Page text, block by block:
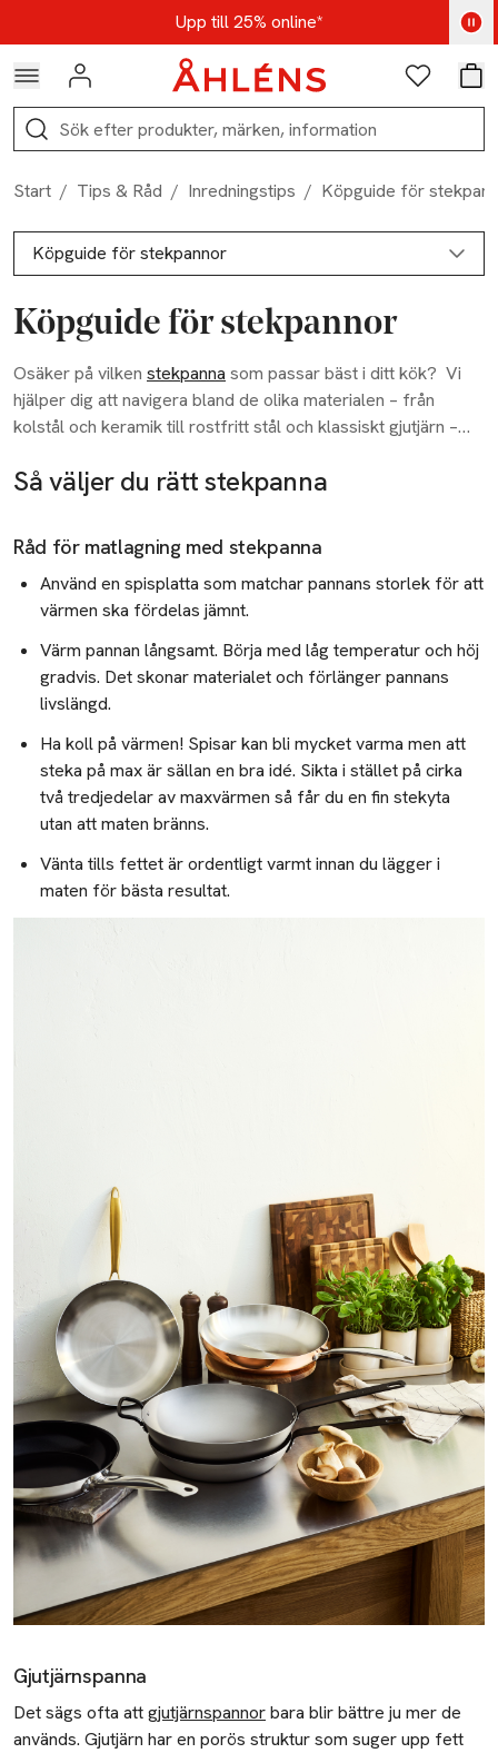
Hoppa till navigationsmenynUpp till 25% online*
Kod: AUG25 - Shoppa nu
Logga in Favoriter
Sök
Start / Tips & Råd / Inredningstips / Köpguide för
Köpguide för stekpannor
Inredningstips
Matta under säng
Bädda sängen snyggt
Matta under matbord
Hotellbäddning
Belysningstips
Köpguide för köksknivar
Köpguide för stekpannor
Hänga gardiner
Picknicktips
Art deco inredning
Duka snyggt
Glasguide
Juldukning inspiration
Julpynta fönster
Julpynta hemma
Julpynta Utomhus
Pynta julgranen
Gardinguide
Inred badrum
Vinglasguide
Modetips
Sneakersguide - Säsongens trender 2026
Jeansguiden
Klänningar 2026 – Säsongens trender
Tvätta jeans
Köpguide för stekpannor
Osäker på vilken stekpanna som passar bäst i ditt kök? Vi
hjälper dig att navigera bland de olika materialen – från
kolstål och keramik till rostfritt stål och klassiskt gjutjärn –
länge som möjligt.
Så väljer du rätt stekpanna
Råd för matlagning med stekpanna
Använd en spisplatta som matchar pannans storlek för att
värmen ska fördelas jämnt.
Värm pannan långsamt. Börja med låg temperatur och höj
gradvis. Det skonar materialet och förlänger pannans
livslängd.
Ha koll på värmen! Spisar kan bli mycket varma men att
steka på max är sällan en bra idé. Sikta i stället på cirka
två tredjedelar av maxvärmen så får du en fin stekyta
utan att maten bränns.
Vänta tills fettet är ordentligt varmt innan du lägger i
maten för bästa resultat.
Gjutjärnspanna
Det sägs ofta attgjutjärnspannorbara blir bättre ju mer de
används. Gjutjärn har en porös struktur som suger upp fett